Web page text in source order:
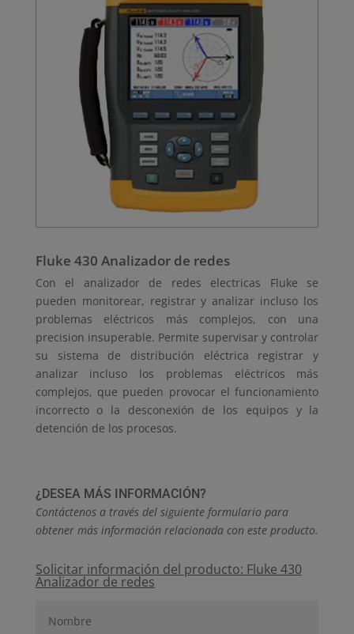
Fluke 430 Analizador de redes
Con el analizador de redes electricas Fluke se
pueden monitorear, registrar y analizar incluso los
problemas eléctricos más complejos, con una
precision insuperable. Permite supervisar y controlar
su sistema de distribución eléctrica registrar y
analizar incluso los problemas eléctricos más
complejos, que pueden provocar el funcionamiento
incorrecto o la desconexión de los equipos y la
detención de los procesos.
¿DESEA MÁS INFORMACIÓN?
Contáctenos a través del siguiente formulario para
obtener más información relacionada con este producto.
Solicitar información del producto: Fluke 430
Analizador de redes